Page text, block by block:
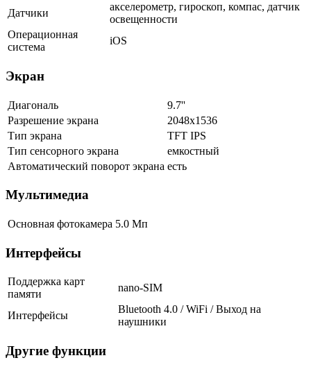
Датчики
акселерометр, гироскоп, компас, датчик
освещенности
Операционная
система
iOS
Экран
Диагональ
9.7''
Разрешение экрана
2048x1536
Тип экрана
TFT IPS
Тип сенсорного экрана
емкостный
Автоматический поворот экрана есть
Мультимедиа
Основная фотокамера 5.0 Мп
Интерфейсы
Поддержка карт
памяти
nano-SIM
Интерфейсы
Bluetooth 4.0 / WiFi / Выход на
наушники
Другие функции